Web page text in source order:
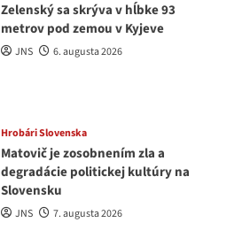
Zelenský sa skrýva v hĺbke 93
metrov pod zemou v Kyjeve
JNS 6. augusta 2026
Hrobári Slovenska
Matovič je zosobnením zla a
degradácie politickej kultúry na
Slovensku
JNS 7. augusta 2026